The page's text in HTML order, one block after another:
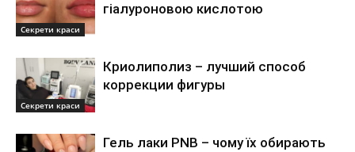
Секрети краси
гіалуроновою кислотою
Секрети краси
Криолиполиз – лучший способ
коррекции фигуры
Гель лаки PNB – чому їх обирають